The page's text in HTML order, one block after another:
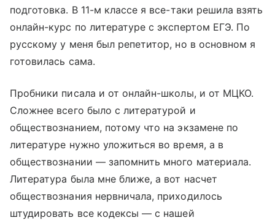
подготовка. В 11-м классе я все-таки решила взять
онлайн-курс по литературе с экспертом ЕГЭ. По
русскому у меня был репетитор, но в основном я
готовилась сама.
Пробники писала и от онлайн-школы, и от МЦКО.
Сложнее всего было с литературой и
обществознанием, потому что на экзамене по
литературе нужно уложиться во время, а в
обществознании — запомнить много материала.
Литература была мне ближе, а вот насчет
обществознания нервничала, приходилось
штудировать все кодексы — с нашей